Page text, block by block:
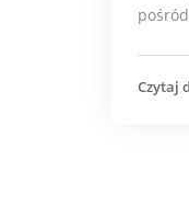
Czytaj